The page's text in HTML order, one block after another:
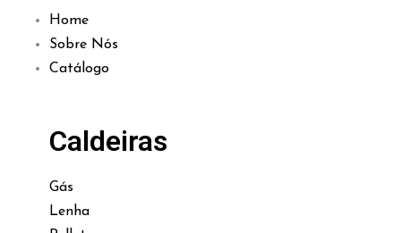
Home
Sobre Nós
Catálogo
Caldeiras
Gás
Lenha